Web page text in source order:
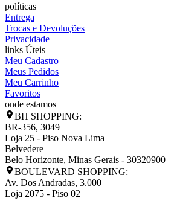
políticas
Entrega
Trocas e Devoluções
Privacidade
links Úteis
Meu Cadastro
Meus Pedidos
Meu Carrinho
Favoritos
onde estamos
BH SHOPPING:
BR-356, 3049
Loja 25 - Piso Nova Lima
Belvedere
Belo Horizonte, Minas Gerais - 30320900
BOULEVARD SHOPPING:
Av. Dos Andradas, 3.000
Loja 2075 - Piso 02